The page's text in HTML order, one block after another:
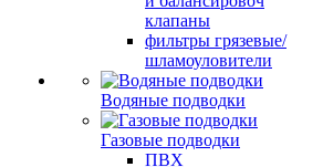
клапаны
фильтры грязевые/
шламоуловители
Водяные подводки
Газовые подводки
ПВХ